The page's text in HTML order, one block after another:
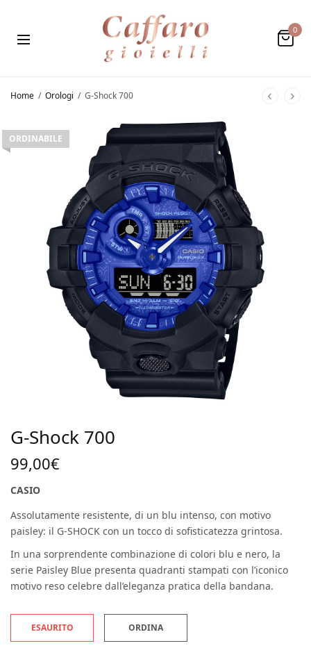
0
Home / Orologi / G-Shock 700
ORDINABILE
G-Shock 700
99,00€
CASIO
Assolutamente resistente, di un blu intenso, con motivo
paisley: il G-SHOCK con un tocco di sofisticatezza grintosa.
In una sorprendente combinazione di colori blu e nero, la
serie Paisley Blue presenta quadranti stampati con l’iconico
motivo reso celebre dall’eleganza pratica della bandana.
ESAURITO ORDINA